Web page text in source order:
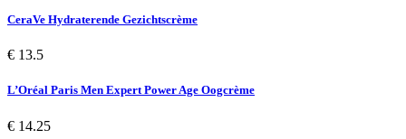
CeraVe Hydraterende Gezichtscrème
€ 13.5
L’Oréal Paris Men Expert Power Age Oogcrème
€ 14.25